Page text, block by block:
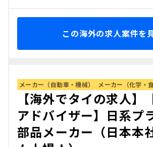
この海外の求人案件を
メーカー（自動車・機械） メーカー（化学・
【海外でタイの求人】
アドバイザー】日系プ
部品メーカー（日本本